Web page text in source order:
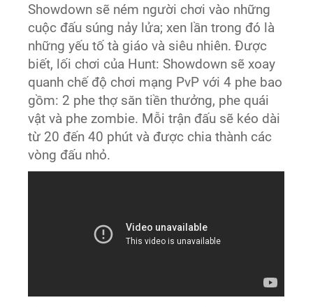
Showdown sẽ ném người chơi vào những
cuộc đấu súng nảy lửa; xen lần trong đó là
những yếu tố tà giáo và siêu nhiên. Được
biết, lối chơi của Hunt: Showdown sẽ xoay
quanh chế độ chơi mạng PvP với 4 phe bao
gồm: 2 phe thợ săn tiền thưởng, phe quái
vật và phe zombie. Mỗi trận đấu sẽ kéo dài
từ 20 đến 40 phút và được chia thành các
vòng đấu nhỏ.